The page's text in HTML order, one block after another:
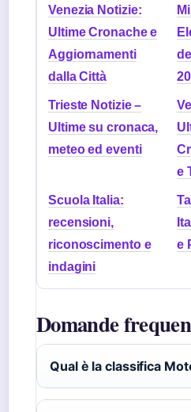
Venezia Notizie:
Ultime Cronache e
Aggiornamenti
dalla Città
Trieste Notizie –
Ultime su cronaca,
meteo ed eventi
e
Scuola Italia:
recensioni,
riconoscimento e
indagini
e
Domande
Qual è la classifica